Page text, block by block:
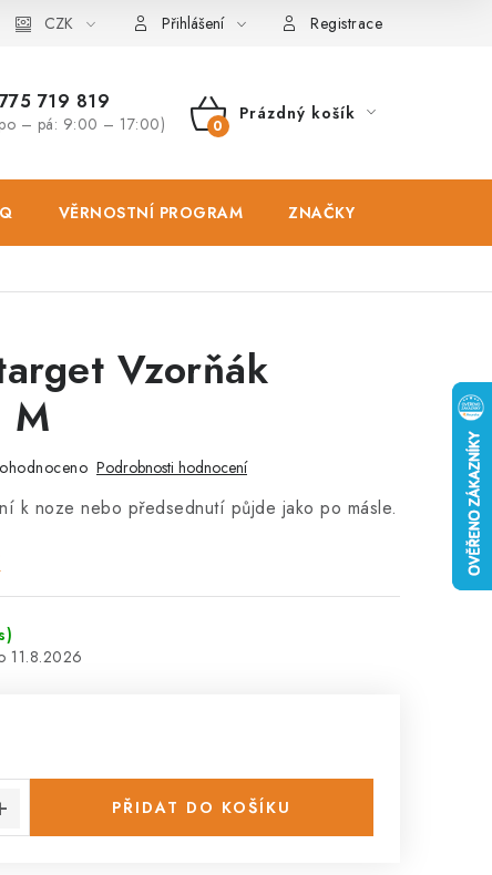
údajů Zásady použivání souboru cookies
CZK Přihlášení Registrace
775 719 819
– pá: 9:00 – 17:00)
NÁKUPNÍ
Prázdný košík
VĚRNOSTNÍ PROGRAM ZNAČKY
Vzorňák
M
Podrobnosti hodnocení
k noze nebo předsednutí půjde jako po másle.
11.8.2026
PŘIDAT DO KOŠÍKU